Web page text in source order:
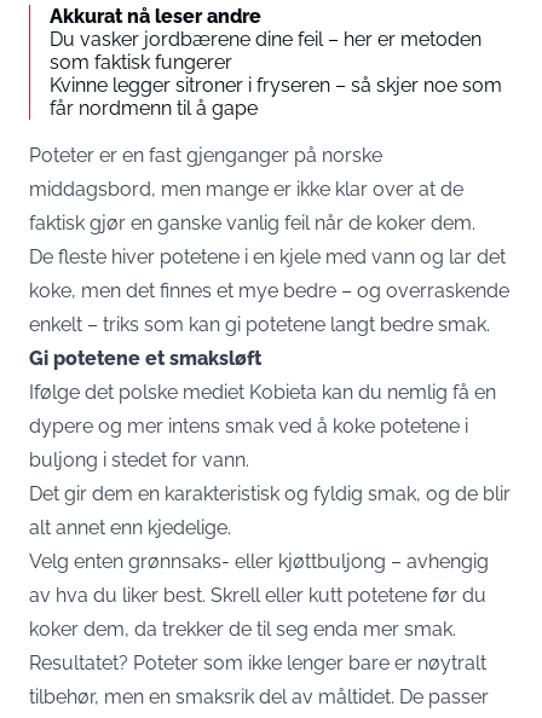
Akkurat nå leser andre
Du vasker jordbærene dine feil – her er metoden
som faktisk fungerer
Kvinne legger sitroner i fryseren – så skjer noe som
får nordmenn til å gape
Poteter er en fast gjenganger på norske
middagsbord, men mange er ikke klar over at de
faktisk gjør en ganske vanlig feil når de koker dem.
De fleste hiver potetene i en kjele med vann og lar det
koke, men det finnes et mye bedre – og overraskende
enkelt – triks som kan gi potetene langt bedre smak.
Gi potetene et smaksløft
Ifølge det polske mediet Kobieta kan du nemlig få en
dypere og mer intens smak ved å koke potetene i
buljong i stedet for vann.
Det gir dem en karakteristisk og fyldig smak, og de blir
alt annet enn kjedelige.
Velg enten grønnsaks- eller kjøttbuljong – avhengig
av hva du liker best. Skrell eller kutt potetene før du
koker dem, da trekker de til seg enda mer smak.
Resultatet? Poteter som ikke lenger bare er nøytralt
tilbehør, men en smaksrik del av måltidet. De passer